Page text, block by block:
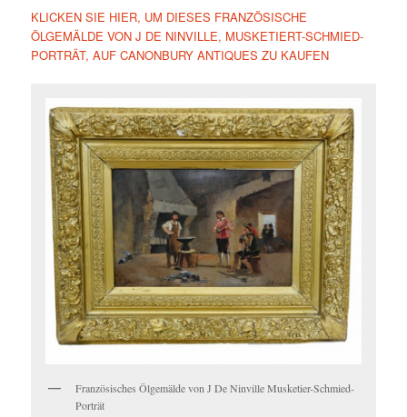
KLICKEN SIE HIER, UM DIESES FRANZÖSISCHE
ÖLGEMÄLDE VON J DE NINVILLE, MUSKETIERT-SCHMIED-
PORTRÄT, AUF CANONBURY ANTIQUES ZU KAUFEN
Französisches Ölgemälde von J De Ninville Musketier-Schmied-
Porträt